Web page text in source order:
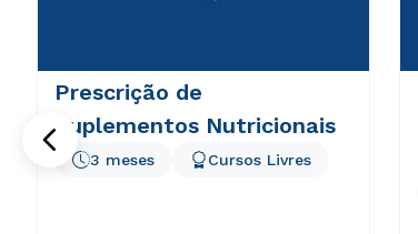
Prescrição de
Suplementos Nutricionais
3 meses Cursos Livres